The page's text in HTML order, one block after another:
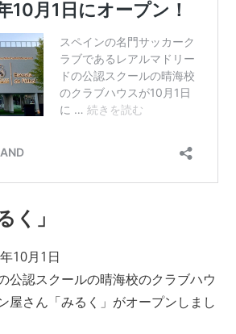
く」
10月1日
公認スクールの晴海校のクラブハウ
屋さん「みるく」がオープンしまし